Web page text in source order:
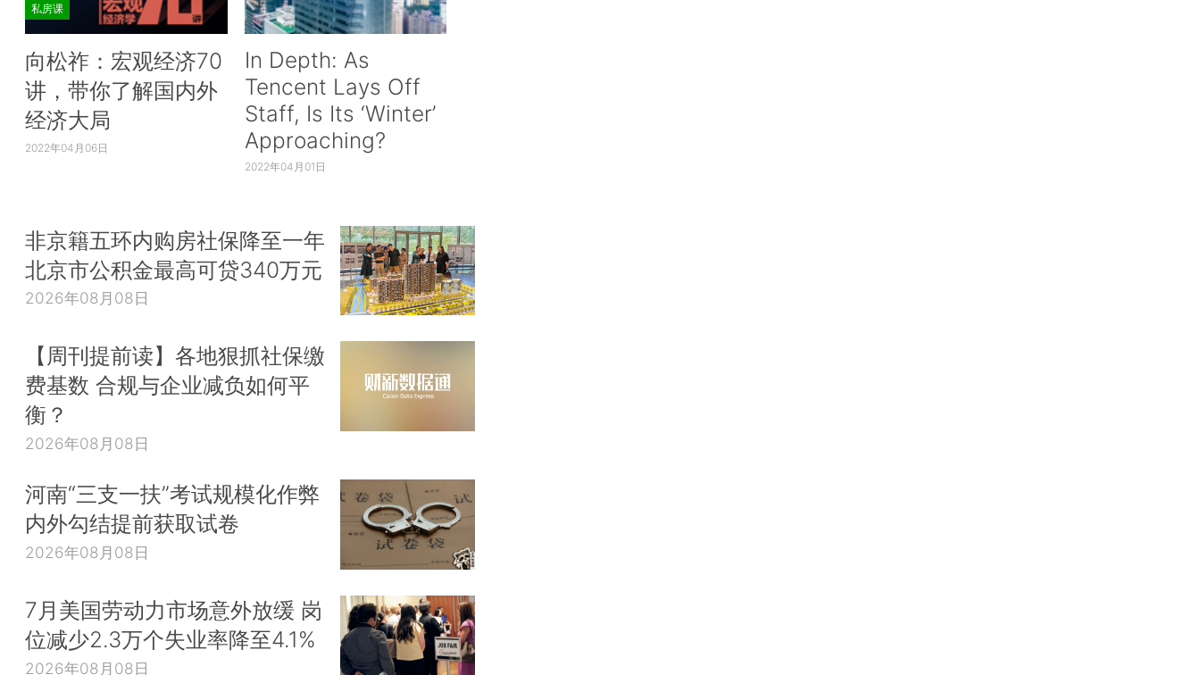
私房课
向松祚：宏观经济70
讲，带你了解国内外
经济大局
2022年04月06日
In Depth: As
Tencent Lays Off
Staff, Is Its ‘Winter’
Approaching?
2022年04月01日
非京籍五环内购房社保降至一年
北京市公积金最高可贷340万元
2026年08月08日
【周刊提前读】各地狠抓社保缴
费基数 合规与企业减负如何平
衡？
2026年08月08日
河南“三支一扶”考试规模化作弊
内外勾结提前获取试卷
2026年08月08日
7月美国劳动力市场意外放缓 岗
位减少2.3万个失业率降至4.1%
2026年08月08日